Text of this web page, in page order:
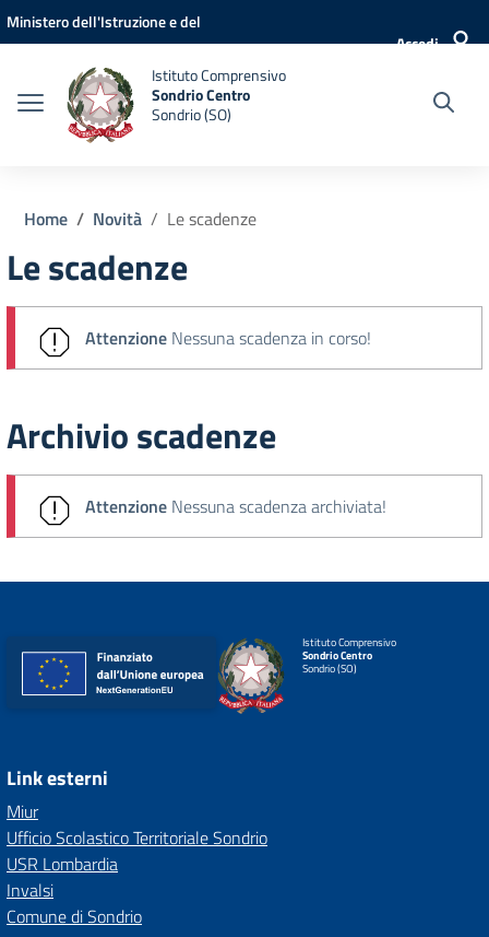
Vai ai contenuti
Vai al menu di navigazione
Vai al footer
Ministero dell'Istruzione e del
Accedi
Istituto Comprensivo
Sondrio Centro
Sondrio (SO)
Home Novità Le scadenze
Le scadenze
Attenzione Nessuna scadenza in corso!
Archivio scadenze
Attenzione Nessuna scadenza archiviata!
Istituto Comprensivo
Sondrio Centro
Sondrio (SO)
Link esterni
Miur
Ufficio Scolastico Territoriale Sondrio
USR Lombardia
Invalsi
Comune di Sondrio